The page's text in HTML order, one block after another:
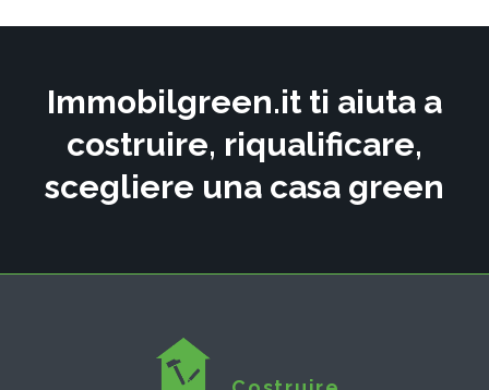
Immobilgreen.it ti aiuta a
costruire, riqualificare,
scegliere una casa green